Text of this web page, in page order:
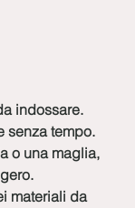
indossare.
senza tempo.
o una maglia,
materiali da